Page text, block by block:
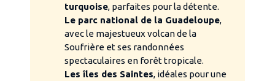
turquoise, parfaites pour la détente.
Le parc national de la Guadeloupe,
avec le majestueux volcan de la
Soufrière et ses randonnées
spectaculaires en forêt tropicale.
Les îles des Saintes, idéales pour une